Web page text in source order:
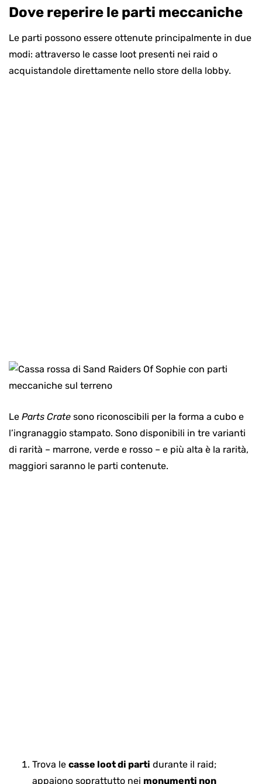
Dove reperire le parti meccaniche
Le parti possono essere ottenute principalmente in due
modi: attraverso le casse loot presenti nei raid o
acquistandole direttamente nello store della lobby.
Le Parts Crate sono riconoscibili per la forma a cubo e
l’ingranaggio stampato. Sono disponibili in tre varianti
di rarità – marrone, verde e rosso – e più alta è la rarità,
maggiori saranno le parti contenute.
Trova le casse loot di parti durante il raid;
appaiono soprattutto nei monumenti non